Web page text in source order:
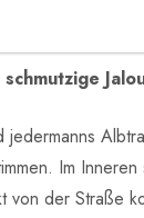
schmutzige
jedermanns
Im
von der Straße